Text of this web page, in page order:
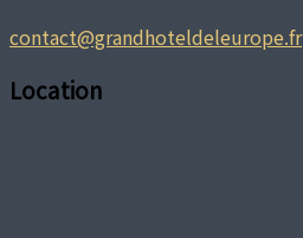
contact@grandhoteldeleurope.fr
Location